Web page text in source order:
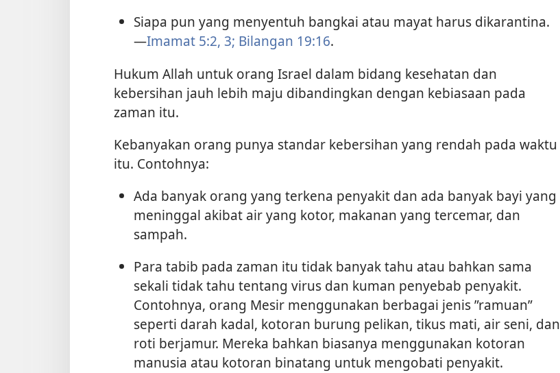
Siapa pun yang menyentuh bangkai atau mayat harus dikarantina.
—Imamat 5:2, 3; Bilangan 19:16.
Hukum Allah untuk orang Israel dalam bidang kesehatan dan
kebersihan jauh lebih maju dibandingkan dengan kebiasaan pada
zaman itu.
Kebanyakan orang punya standar kebersihan yang rendah pada waktu
itu. Contohnya:
Ada banyak orang yang terkena penyakit dan ada banyak bayi yang
meninggal akibat air yang kotor, makanan yang tercemar, dan
sampah.
Para tabib pada zaman itu tidak banyak tahu atau bahkan sama
sekali tidak tahu tentang virus dan kuman penyebab penyakit.
Contohnya, orang Mesir menggunakan berbagai jenis ”ramuan”
seperti darah kadal, kotoran burung pelikan, tikus mati, air seni, dan
roti berjamur. Mereka bahkan biasanya menggunakan kotoran
manusia atau kotoran binatang untuk mengobati penyakit.